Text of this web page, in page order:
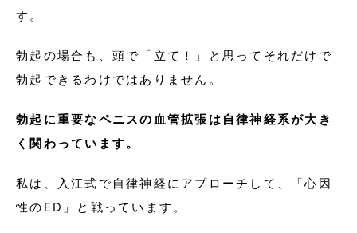
す。
勃起の場合も、頭で「立て！」と思ってそれだけで
勃起できるわけではありません。
勃起に重要なペニスの血管拡張は自律神経系が大き
く関わっています。
私は、入江式で自律神経にアプローチして、「心因
性のED」と戦っています。